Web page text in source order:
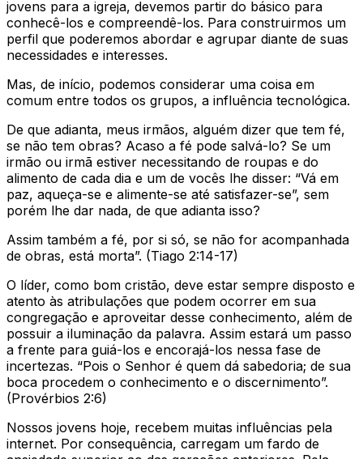
jovens para a igreja, devemos partir do básico para
conhecê-los e compreendê-los. Para construirmos um
perfil que poderemos abordar e agrupar diante de suas
necessidades e interesses.
Mas, de início, podemos considerar uma coisa em
comum entre todos os grupos, a influência tecnológica.
De que adianta, meus irmãos, alguém dizer que tem fé,
se não tem obras? Acaso a fé pode salvá-lo? Se um
irmão ou irmã estiver necessitando de roupas e do
alimento de cada dia e um de vocês lhe disser: “Vá em
paz, aqueça-se e alimente-se até satisfazer-se”, sem
porém lhe dar nada, de que adianta isso?
Assim também a fé, por si só, se não for acompanhada
de obras, está morta”. (Tiago 2:14-17)
O líder, como bom cristão, deve estar sempre disposto e
atento às atribulações que podem ocorrer em sua
congregação e aproveitar desse conhecimento, além de
possuir a iluminação da palavra. Assim estará um passo
a frente para guiá-los e encorajá-los nessa fase de
incertezas. “Pois o Senhor é quem dá sabedoria; de sua
boca procedem o conhecimento e o discernimento”.
(Provérbios 2:6)
Nossos jovens hoje, recebem muitas influências pela
internet. Por consequência, carregam um fardo de